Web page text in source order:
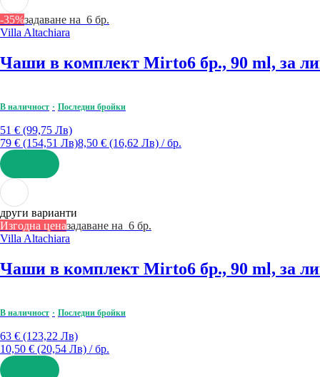
-35%задаване на 6 бр.
Villa Altachiara
Чаши в комплект Mirto6 бр., 90 ml, за
В наличност Последни бройки
51 € (99,75 Лв)
79 € (154,51 Лв)8,50 € (16,62 Лв) / бр.
ДОБАВИ
други варианти
Изгодна ценазадаване на 6 бр.
Villa Altachiara
Чаши в комплект Mirto6 бр., 90 ml, за
В наличност Последни бройки
63 € (123,22 Лв)
10,50 € (20,54 Лв) / бр.